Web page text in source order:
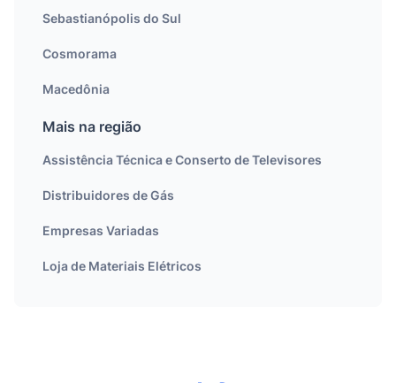
Sebastianópolis do Sul
Cosmorama
Macedônia
Mais na região
Assistência Técnica e Conserto de Televisores
Distribuidores de Gás
Empresas Variadas
Loja de Materiais Elétricos